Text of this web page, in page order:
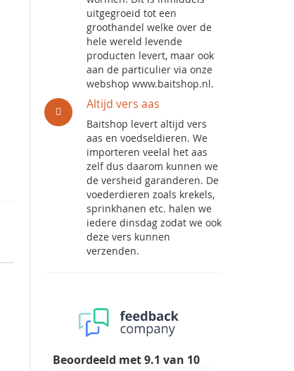
uitgegroeid tot een
groothandel welke over de
hele wereld levende
producten levert, maar ook
aan de particulier via onze
webshop www.baitshop.nl.
Altijd vers aas
Baitshop levert altijd vers
aas en voedseldieren. We
importeren veelal het aas
zelf dus daarom kunnen we
de versheid garanderen. De
voederdieren zoals krekels,
sprinkhanen etc. halen we
iedere dinsdag zodat we ook
deze vers kunnen
verzenden.
Beoordeeld met9.1 van 10